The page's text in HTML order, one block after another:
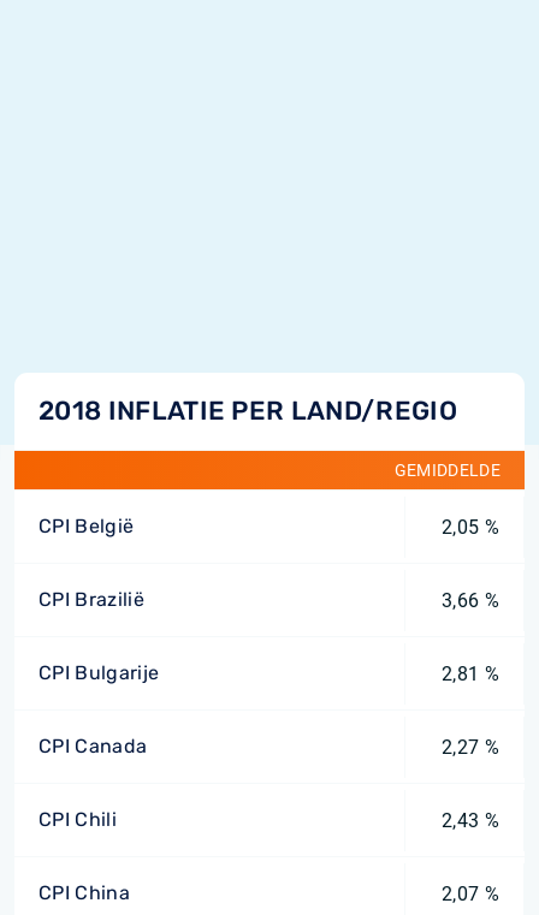
2018 INFLATIE PER LAND/REGIO
GEMIDDELDE
CPI België 2,05 %
CPI Brazilië 3,66 %
CPI Bulgarije 2,81 %
CPI Canada 2,27 %
CPI Chili 2,43 %
CPI China 2,07 %